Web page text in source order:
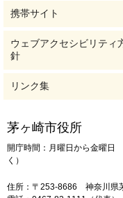
携帯サイト
ウェブアクセシビリティ
針
リンク集
茅ヶ崎市役所
開庁時間：月曜日から金曜日
く）
住所：〒253-8686 神奈川県